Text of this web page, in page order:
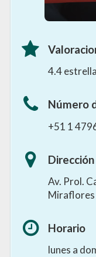
4.4
Número
+51 1
Dirección
Av. Prol.
Miraflores
Horario
lunes a